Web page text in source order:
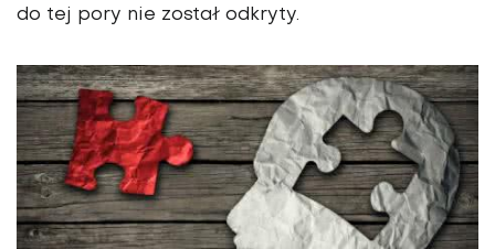
do tej pory nie został odkryty.